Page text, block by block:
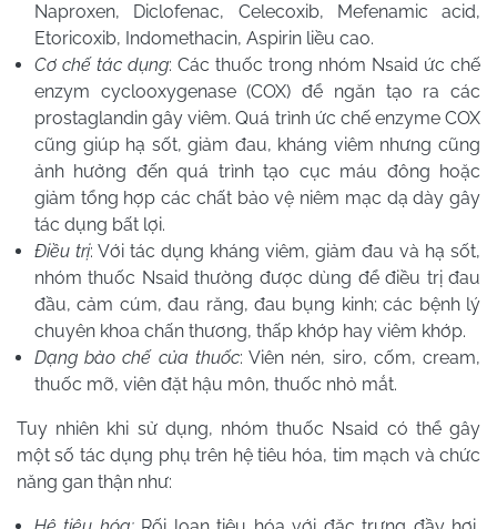
Naproxen, Diclofenac, Celecoxib, Mefenamic acid,
Etoricoxib, Indomethacin, Aspirin liều cao.
Cơ chế tác dụng: Các thuốc trong nhóm Nsaid ức chế
enzym cyclooxygenase (COX) để ngăn tạo ra các
prostaglandin gây viêm. Quá trình ức chế enzyme COX
cũng giúp hạ sốt, giảm đau, kháng viêm nhưng cũng
ảnh hưởng đến quá trình tạo cục máu đông hoặc
giảm tổng hợp các chất bảo vệ niêm mạc dạ dày gây
tác dụng bất lợi.
Điều trị: Với tác dụng kháng viêm, giảm đau và hạ sốt,
nhóm thuốc Nsaid thường được dùng để điều trịđau
đầu, cảm cúm, đau răng, đau bụng kinh; các bệnh lý
chuyên khoa chấn thương, thấp khớp hay viêm khớp.
Dạng bào chế của thuốc: Viên nén, siro, cốm, cream,
thuốc mỡ, viên đặt hậu môn, thuốc nhỏ mắt.
Tuy nhiên khi sử dụng, nhóm thuốc Nsaid có thể gây
một số tác dụng phụ trên hệ tiêu hóa, tim mạch và chức
năng gan thận như: